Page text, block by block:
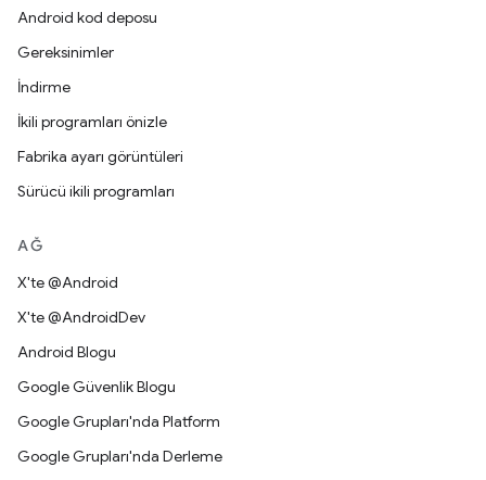
Android kod deposu
Gereksinimler
İndirme
İkili programları önizle
Fabrika ayarı görüntüleri
Sürücü ikili programları
AĞ
X'te @Android
X'te @AndroidDev
Android Blogu
Google Güvenlik Blogu
Google Grupları'nda Platform
Google Grupları'nda Derleme